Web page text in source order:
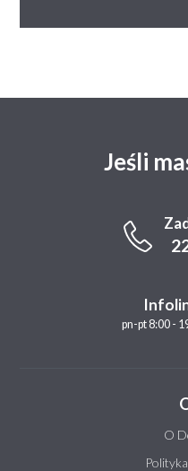
Jeśli
pn-pt 8:00 -
O